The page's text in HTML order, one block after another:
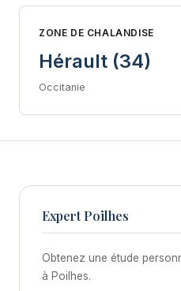
ZONE DE CHALANDISE
Hérault (34)
Occitanie
Expert Poilhes
Obtenez une étude
à Poilhes.